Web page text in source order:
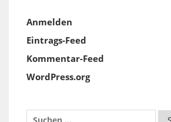
Anmelden
Eintrags-Feed
Kommentar-Feed
WordPress.org